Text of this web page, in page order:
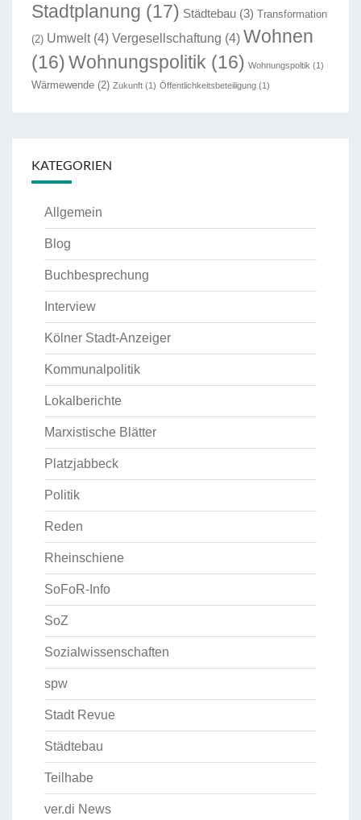
Stadtplanung (17) Städtebau (3) Transformation
(2) Umwelt(4) Vergesellschaftung (4) Wohnen
(16) Wohnungspolitik (16) Wohnungspoltik (1)
Wärmewende (2) Zukunft (1) Öffentlichkeitsbeteiligung (1)
KATEGORIEN
Allgemein
Blog
Buchbesprechung
Interview
Kölner Stadt-Anzeiger
Kommunalpolitik
Lokalberichte
Marxistische Blätter
Platzjabbeck
Politik
Reden
Rheinschiene
SoFoR-Info
SoZ
Sozialwissenschaften
spw
Stadt Revue
Städtebau
Teilhabe
ver.di News